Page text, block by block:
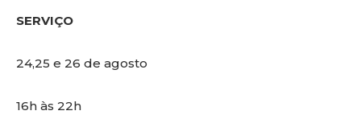
SERVIÇO
24,25 e 26 de agosto
16h às 22h